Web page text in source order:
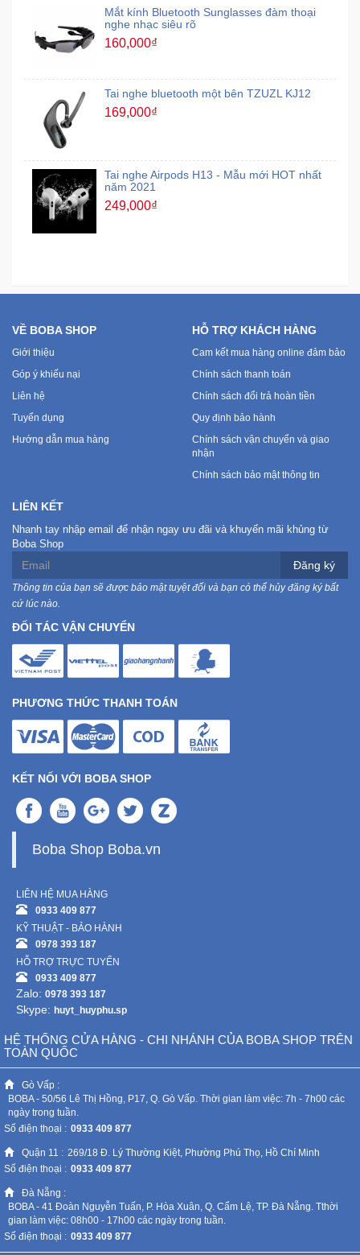
Mắt kính Bluetooth Sunglasses đàm thoại
nghe nhạc siêu rõ
160,000₫
Tai nghe bluetooth một bên TZUZL KJ12
169,000₫
Tai nghe Airpods H13 - Mẫu mới HOT nhất
năm 2021
249,000₫
VỀ BOBA SHOP
Giới thiệu
Góp ý khiếu nại
Liên hệ
Tuyển dụng
Hướng dẫn mua hàng
HỖ TRỢ KHÁCH HÀNG
Cam kết mua hàng online đảm bảo
Chính sách thanh toán
Chính sách đổi trả hoàn tiền
Quy định bảo hành
Chính sách vận chuyển và giao
nhận
Chính sách bảo mật thông tin
LIÊN KẾT
Nhanh tay nhập email để nhận ngay ưu đãi và khuyến mãi khủng từ
Boba Shop
Đăng ký
Thông tin của bạn sẽ được bảo mật tuyệt đối và bạn có thể hủy đăng ký bất
cứ lúc nào.
ĐỐI TÁC VẬN CHUYỂN
PHƯƠNG THỨC THANH TOÁN
KẾT NỐI VỚI BOBA SHOP
Boba Shop Boba.vn
LIÊN HỆ MUA HÀNG
0933 409 877
KỸ THUẬT - BẢO HÀNH
0978 393 187
HỖ TRỢ TRỰC TUYẾN
0933 409 877
Zalo: 0978 393 187
Skype: huyt_huyphu.sp
HỆ THỐNG CỬA HÀNG - CHI NHÁNH CỦA BOBA SHOP TRÊN
TOÀN QUỐC
Gò Vấp :
BOBA - 50/56 Lê Thị Hồng, P17, Q. Gò Vấp. Thời gian làm việc: 7h - 7h00 các
ngày trong tuần.
Số điện thoại : 0933 409 877
Quận 11 : 269/18 Đ. Lý Thường Kiệt, Phường Phú Thọ, Hồ Chí Minh
Số điện thoại : 0933 409 877
Đà Nẵng :
BOBA - 41 Đoàn Nguyễn Tuấn, P. Hòa Xuân, Q. Cẩm Lệ, TP. Đà Nẵng. Tthời
gian làm việc: 08h00 - 17h00 các ngày trong tuần.
Số điện thoại : 0933 409 877